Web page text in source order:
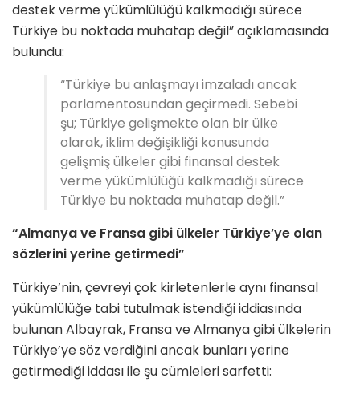
destek verme yükümlülüğü kalkmadığı sürece
Türkiye bu noktada muhatap değil” açıklamasında
bulundu:
“Türkiye bu anlaşmayı imzaladı ancak
parlamentosundan geçirmedi. Sebebi
şu; Türkiye gelişmekte olan bir ülke
olarak, iklim değişikliği konusunda
gelişmiş ülkeler gibi finansal destek
verme yükümlülüğü kalkmadığı sürece
Türkiye bu noktada muhatap değil.”
“Almanya ve Fransa gibi ülkeler Türkiye’ye olan
sözlerini yerine getirmedi”
Türkiye’nin, çevreyi çok kirletenlerle aynı finansal
yükümlülüğe tabi tutulmak istendiği iddiasında
bulunan Albayrak, Fransa ve Almanya gibi ülkelerin
Türkiye’ye söz verdiğini ancak bunları yerine
getirmediği iddası ile şu cümleleri sarfetti: